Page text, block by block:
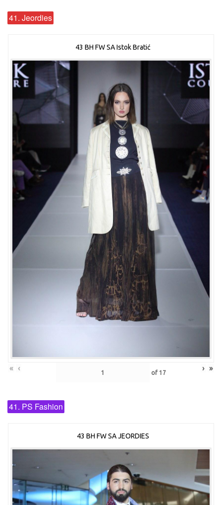
41. Jeordies
43 BH FW SA Istok Bratić
« ‹ of 17 › »
41. PS Fashion
43 BH FW SA JEORDIES